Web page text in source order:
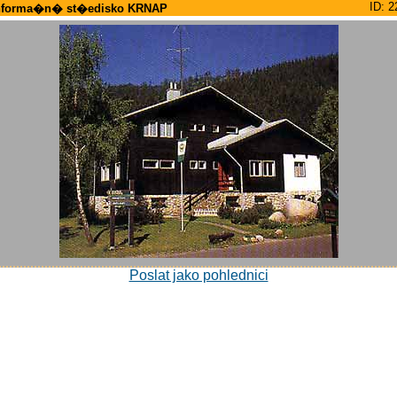
ID:
st�edisko KRNAP
Poslat jako pohlednici